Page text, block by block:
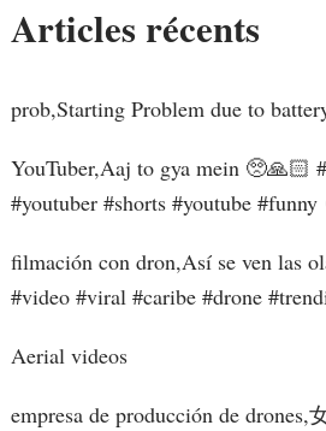
Articles récents
prob,Starting Problem due to
YouTuber,Aaj to gya mein 🥺🙏🏻
#youtuber #shorts #youtube
filmación con dron,Así se ven las
#video #viral #caribe #drone
Aerial videos
empresa de producción de